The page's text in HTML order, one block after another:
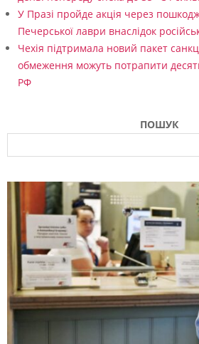
У Празі пройде акція через
Печерської лаври внаслідок
Чехія підтримала новий пакет
обмеження можуть потрапити
РФ
ПОШУК